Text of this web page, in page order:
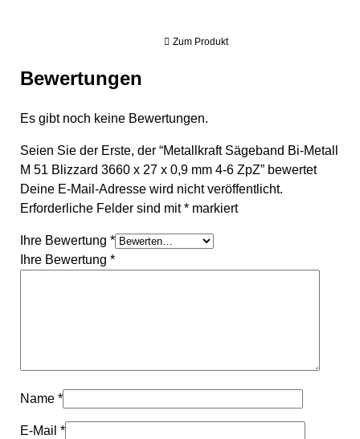
Zum Produkt
Bewertungen
Es gibt noch keine Bewertungen.
Seien Sie der Erste, der “Metallkraft Sägeband Bi-Metall
M 51 Blizzard 3660 x 27 x 0,9 mm 4-6 ZpZ” bewertet
Deine E-Mail-Adresse wird nicht veröffentlicht.
Erforderliche Felder sind mit* markiert
Ihre Bewertung *
Ihre Bewertung *
Name *
E-Mail *